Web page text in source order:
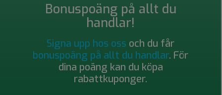
Bonuspoäng på allt du
handlar!
Signa upp hos oss och du får
bonuspoäng på allt du handlar. För
dina poäng kan du köpa
rabattkuponger.